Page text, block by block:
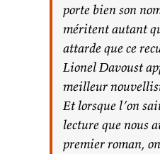
porte bien son
méritent autant
attarde que ce
Lionel Davoust
meilleur
Et lorsque l’on
lecture que nous
premier roman,